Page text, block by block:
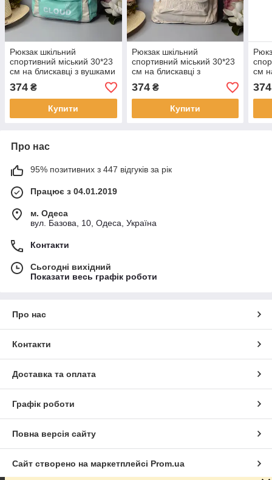
Рюкзак шкільний
спортивний міський 30*23
см на блискавці з вушками
кольорах Luna
374 ₴
Купити
Рюкзак шкільний
спортивний міський 30*23
см на блискавці з
кольорах Luna
374₴
Купити
см
374
Про нас
95% позитивних з 447 відгуків за рік
Працює з 04.01.2019
м. Одеса
вул. Базова, 10, Одеса, Україна
Контакти
Сьогодні вихідний
Показати весь графік роботи
Про нас
Контакти
Доставка та оплата
Графік роботи
Повна версія сайту
Сайт створено на маркетплейсі Prom.ua